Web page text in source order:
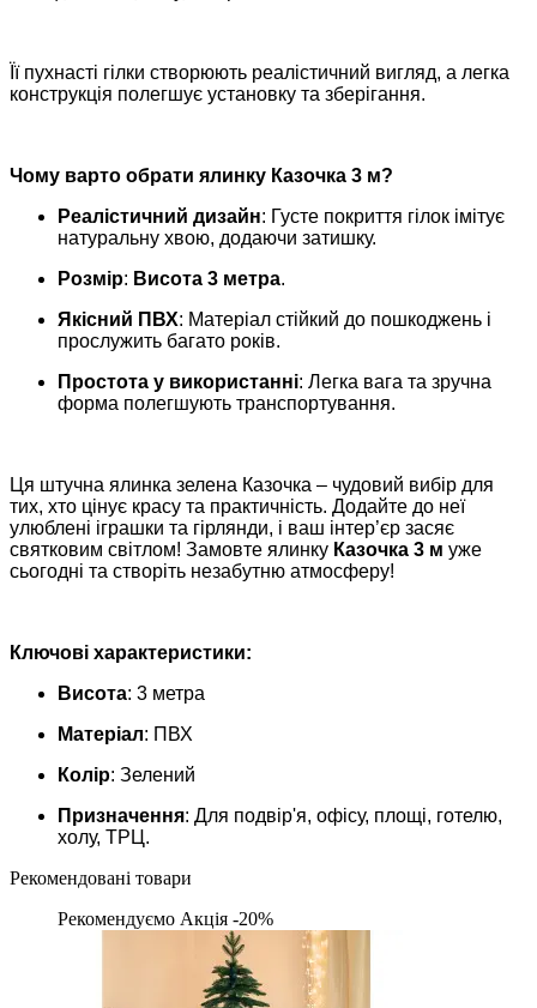
Її пухнасті гілки створюють реалістичний вигляд, а легка
конструкція полегшує установку та зберігання.
Чому варто обрати ялинку Казочка 3 м?
Реалістичний дизайн: Густе покриття гілок імітує
натуральну хвою, додаючи затишку.
Розмір: Висота 3 метра.
Якісний ПВХ: Матеріал стійкий до пошкоджень і
прослужить багато років.
Простота у використанні: Легка вага та зручна
форма полегшують транспортування.
Ця штучна ялинка зелена Казочка – чудовий вибір для
тих, хто цінує красу та практичність. Додайте до неї
улюблені іграшки та гірлянди, і ваш інтер’єр засяє
святковим світлом! Замовте ялинку Казочка 3 м уже
сьогодні та створіть незабутню атмосферу!
Ключові характеристики:
Висота: 3 метра
Матеріал: ПВХ
Колір: Зелений
Призначення: Для подвір'я, офісу, площі, готелю,
холу, ТРЦ.
Рекомендовані товари
Рекомендуємо Акція -20%